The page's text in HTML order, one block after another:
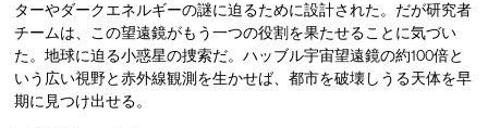
ターやダークエネルギーの謎に迫るために設計された。だが研究者
チームは、この望遠鏡がもう一つの役割を果たせることに気づい
た。地球に迫る小惑星の捜索だ。ハッブル宇宙望遠鏡の約100倍と
いう広い視野と赤外線観測を生かせば、都市を破壊しうる天体を早
期に見つけ出せる。